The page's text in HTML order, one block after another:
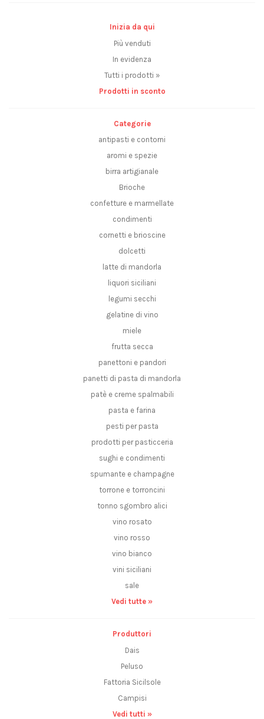
Inizia da qui
Più venduti
In evidenza
Tutti i prodotti »
Prodotti in sconto
Categorie
antipasti e contorni
aromi e spezie
birra artigianale
Brioche
confetture e marmellate
condimenti
cornetti e brioscine
dolcetti
latte di mandorla
liquori siciliani
legumi secchi
gelatine di vino
miele
frutta secca
panettoni e pandori
panetti di pasta di mandorla
patè e creme spalmabili
pasta e farina
pesti per pasta
prodotti per pasticceria
sughi e condimenti
spumante e champagne
torrone e torroncini
tonno sgombro alici
vino rosato
vino rosso
vino bianco
vini siciliani
sale
Vedi tutte »
Produttori
Dais
Peluso
Fattoria Sicilsole
Campisi
Vedi tutti »